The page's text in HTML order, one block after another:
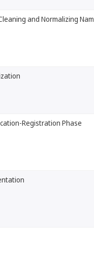
and Normalizing
Registration Phase